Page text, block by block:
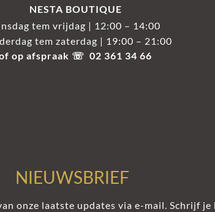
NESTA BOUTIQUE
tem vrijdag | 12:00 – 14:00
tem zaterdag | 19:00 – 21:00
op afspraak ☏ 02 361 34 66
NIEUWSBRIEF
onze laatste updates via e-mail. Schrijf je